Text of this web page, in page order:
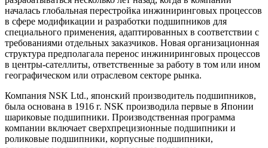
началась глобальная перестройка инжиниринговых процессов
в сфере модификации и разработки подшипников для
специального применения, адаптированных в соответствии с
требованиями отдельных заказчиков. Новая организационная
структура предполагала перенос инжиниринговых процессов
в центры-сателлиты, ответственные за работу в том или ином
географическом или отраслевом секторе рынка.
Компания NSK Ltd., японский производитель подшипников,
была основана в 1916 г. NSK производила первые в Японии
шариковые подшипники. Производственная программа
компании включает сверхпрецизионные подшипники и
роликовые подшипники, корпусные подшипники,